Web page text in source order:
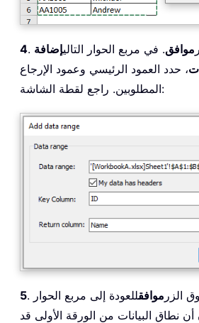
4 موافق. في مربع الحوار التاليإضافة
، حدد العمود الرئيسي وعمود الإرجاع
المطلوبين. راجع لقطة الشاشة:
5 الزر موافقللعودة إلى مربع الحوار
نطاق البيانات من الورقة الأولى قد